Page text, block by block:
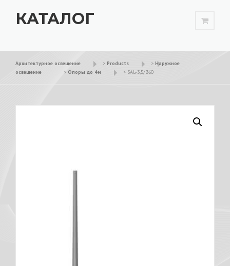
КАТАЛОГ
Архитектурное освещение > Products > Наружное
освещение
> Опоры до 4м > SAL-3,5/B60